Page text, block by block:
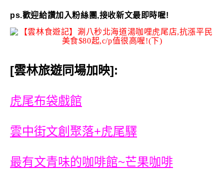
ps.歡迎給讚加入粉絲團,接收新文最即時喔!
[雲林旅遊同場加映]:
虎尾布袋戲館
雲中街文創聚落+虎尾驛
最有文青味的咖啡館~芒果咖啡